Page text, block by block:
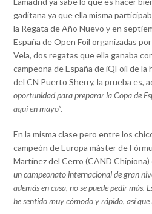
gaditana ya que ella misma
la Regata de Año Nuevo y en
España de Open Foil organizadas
Vela, dos regatas que ella ganaba
campeona de España de iQFoil de
del CN Puerto Sherry, la prueba es,
oportunidad para preparar la Copa de
aquí en mayo”.
En la misma clase pero entre los
campeón de Europa máster de
Martínez del Cerro (CAND Chipiona)
un campeonato internacional de gran
además en casa, no se puede pedir más.
he sentido muy cómodo y rápido, así